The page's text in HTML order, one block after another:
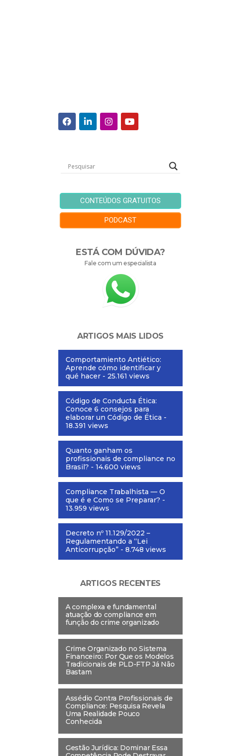
CONTEÚDOS GRATUITOS
PODCAST
ESTÁ COM DÚVIDA?
Fale com um especialista
ARTIGOS MAIS LIDOS
Comportamiento Antiético:
Aprende cómo identificar y
qué hacer - 25.161 views
Código de Conducta Ética:
Conoce 6 consejos para
elaborar un Código de Ética -
18.391 views
Quanto ganham os
profissionais de compliance no
Brasil? - 14.600 views
Compliance Trabalhista — O
que é e Como se Preparar? -
13.959 views
Decreto nº 11.129/2022 –
Regulamentando a “Lei
Anticorrupção” - 8.748 views
ARTIGOS RECENTES
A complexa e fundamental
atuação do compliance em
função do crime organizado
Crime Organizado no Sistema
Financeiro: Por Que os Modelos
Tradicionais de PLD-FTP Já Não
Bastam
Assédio Contra Profissionais de
Compliance: Pesquisa Revela
Uma Realidade Pouco
Conhecida
Gestão Jurídica: Dominar Essa